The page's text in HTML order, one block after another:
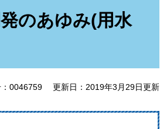
のあゆみ(用水
0046759 更新日：2019年3月29日更新